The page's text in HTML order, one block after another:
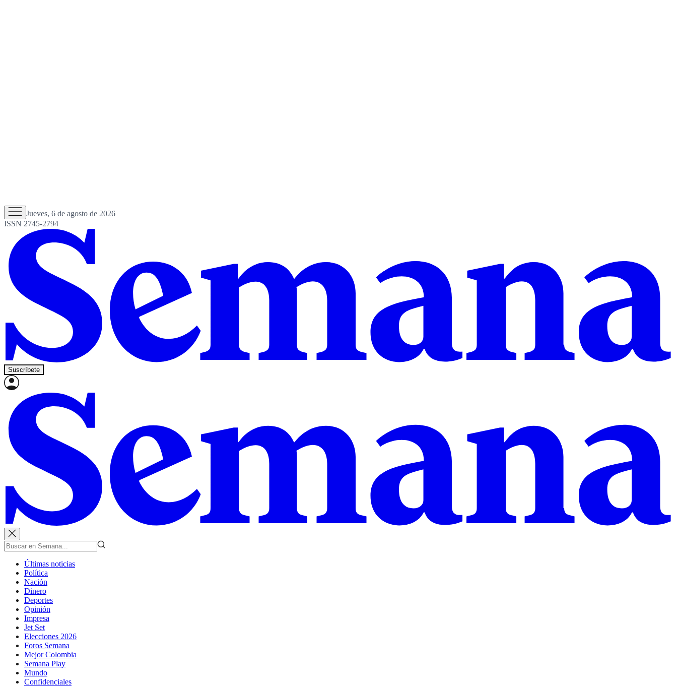
Jueves, 6 de agosto de 2026
ISSN 2745-2794
Suscríbete
Últimas noticias
Política
Nación
Dinero
Deportes
Opinión
Impresa
Jet Set
Elecciones 2026
Foros Semana
Mejor Colombia
Semana Play
Mundo
Confidenciales